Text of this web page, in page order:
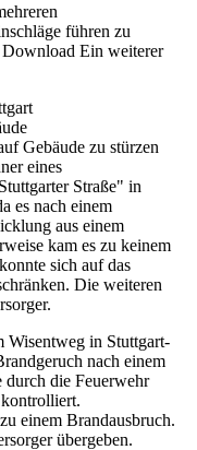
führen zu
Ein weiterer
Gebäude zu stürzen
eines
Straße" in
es nach einem
aus einem
kam es zu keinem
sich auf das
Die weiteren
Wisentweg in Stuttgart-
nach einem
durch die Feuerwehr
einem Brandausbruch.
übergeben.